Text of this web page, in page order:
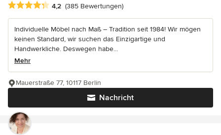
Durchschnittliche Bewertung: 4.2 von 5 Sternen
4,2 (385 Bewertungen)
Individuelle Möbel nach Maß – Tradition seit 1984! Wir mögen
keinen Standard, wir suchen das Einzigartige und
Handwerkliche. Deswegen habe...
Mehr
Nachricht
Mauerstraße 77, 10117 Berlin